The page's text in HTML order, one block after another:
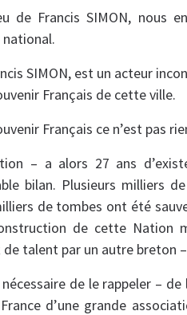
de Francis SIMON, nous
national.
SIMON, est un acteur
Français de cette ville.
Français ce n’est pas
– a alors 27 ans
bilan. Plusieurs milliers
de tombes ont été
de cette Nation
talent par un autre breton –
de le rappeler –
d’une grande